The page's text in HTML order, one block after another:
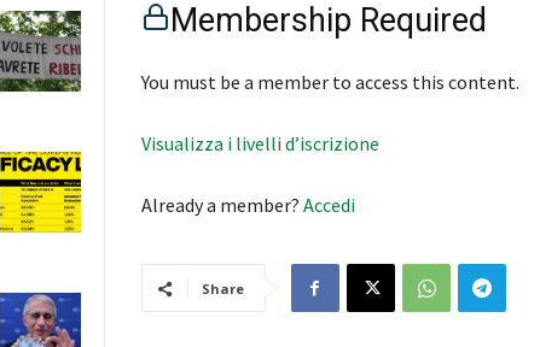
Membership Required
You must be a member to access this content.
Visualizza i livelli d’iscrizione
Already a member? Accedi
Share